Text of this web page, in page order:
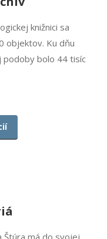
knižnici sa
objektov. Ku dňu
podoby bolo 44 tisíc